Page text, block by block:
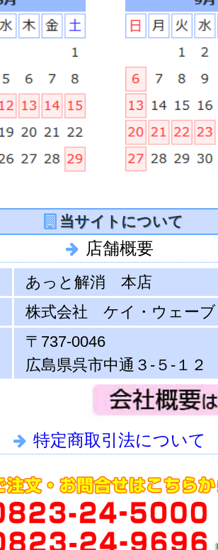
当サイトについて
店舗概要
あっと解消 本店
株式会社 ケイ・ウェー
〒737-0046
広島県呉市中通３-５-１２
特定商取引法について